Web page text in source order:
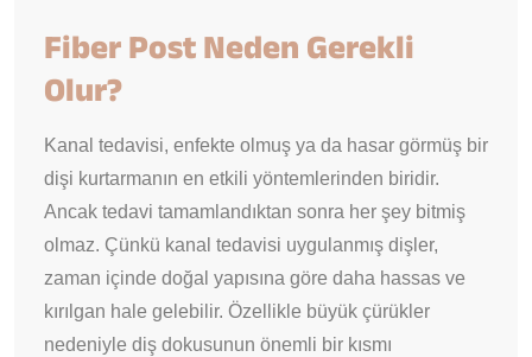
Fiber Post Neden Gerekli
Olur?
Kanal tedavisi, enfekte olmuş ya da hasar görmüş bir
dişi kurtarmanın en etkili yöntemlerinden biridir.
Ancak tedavi tamamlandıktan sonra her şey bitmiş
olmaz. Çünkü kanal tedavisi uygulanmış dişler,
zaman içinde doğal yapısına göre daha hassas ve
kırılgan hale gelebilir. Özellikle büyük çürükler
nedeniyle diş dokusunun önemli bir kısmı